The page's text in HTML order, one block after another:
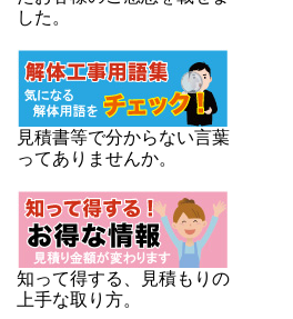
した。
見積書等で分からない言葉
ってありませんか。
知って得する、見積もりの
上手な取り方。